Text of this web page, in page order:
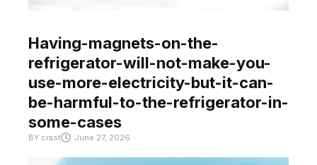
Having-magnets-on-the-
refrigerator-will-not-make-you-
use-more-electricity-but-it-can-
be-harmful-to-the-refrigerator-in-
some-cases
BY crast June 27, 2026